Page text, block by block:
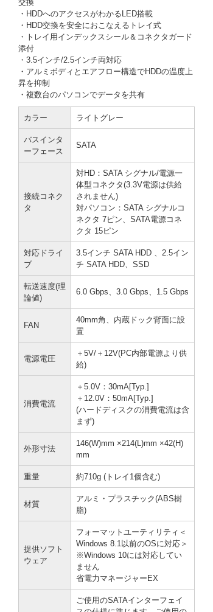
交換
・HDDへのアクセスがわかるLED搭載
・HDD交換を安全におこなえるトレイ式
・トレイ用インデックスシール＆コネクタガード
添付
・3.5インチ/2.5インチ両対応
・アルミボディとエアフロー構造でHDDの温度上
昇を抑制
・複数台のパソコンでデータを共有
カラー ライトグレー
バスインタ
ーフェース
SATA
接続コネク
タ
対HD：SATA シグナル/電源一
体型コネクタ(3.3V電源は供給
されません)
対パソコン：SATA シグナルコ
ネクタ 7ピン、SATA電源コネ
クタ 15ピン
対応ドライ
ブ
3.5インチ SATA HDD 、2.5イン
チ SATA HDD、SSD
転送速度(理
論値)
6.0 Gbps、3.0 Gbps、1.5 Gbps
FAN
40mm角、内蔵ドック背面に設
置
電源電圧
＋5V/＋12V(PC内部電源より供
給)
消費電流
＋5.0V：30mA[Typ.]
＋12.0V：50mA[Typ.]
(ハードディスクの消費電流は含
まず)
外形寸法
146(W)mm ×214(L)mm ×42(H)
mm
重量 約710g (トレイ1個含む)
材質
アルミ・プラスチック(ABS樹
脂)
提供ソフト
ウェア
フォーマットユーティリティ＜
Windows 8.1以前のOSに対応＞
※Windows 10には対応してい
ません
省電力マネージャーEX
ご使用のSATAインターフェイ